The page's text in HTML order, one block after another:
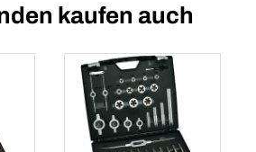
kaufen auch